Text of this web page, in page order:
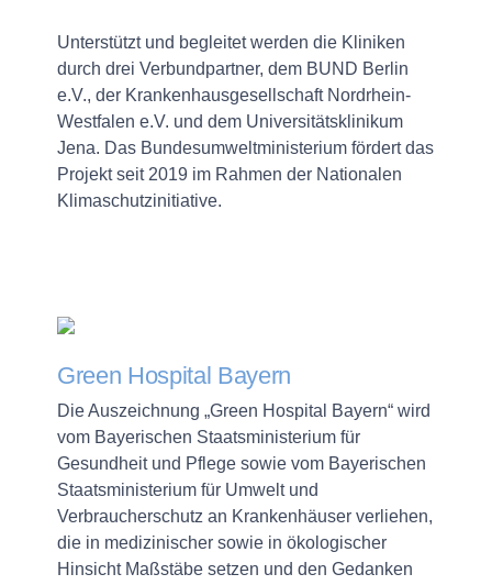
Unterstützt und begleitet werden die Kliniken
durch drei Verbundpartner, dem BUND Berlin
e.V., der Krankenhausgesellschaft Nordrhein-
Westfalen e.V. und dem Universitätsklinikum
Jena. Das Bundesumweltministerium fördert das
Projekt seit 2019 im Rahmen der Nationalen
Klimaschutzinitiative.
Green Hospital Bayern
Die Auszeichnung „Green Hospital Bayern“ wird
vom Bayerischen Staatsministerium für
Gesundheit und Pflege sowie vom Bayerischen
Staatsministerium für Umwelt und
Verbraucherschutz an Krankenhäuser verliehen,
die in medizinischer sowie in ökologischer
Hinsicht Maßstäbe setzen und den Gedanken